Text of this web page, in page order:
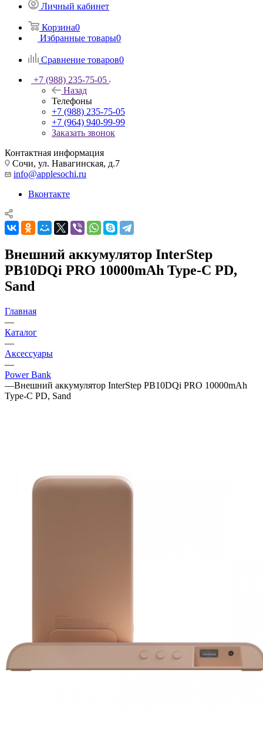
Личный кабинет
Корзина0
Избранные товары0
Сравнение товаров0
+7 (988) 235-75-05
Назад
Телефоны
+7 (988) 235-75-05
+7 (964) 940-99-99
Заказать звонок
Контактная информация
Сочи, ул. Навагинская, д.7
info@applesochi.ru
Вконтакте
Внешний аккумулятор InterStep
PB10DQi PRO 10000mAh Type-C PD,
Sand
Главная
—
Каталог
—
Аксессуары
—
Power Bank
—Внешний аккумулятор InterStep PB10DQi PRO 10000mAh
Type-C PD, Sand